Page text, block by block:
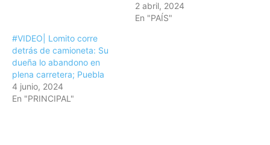
2 abril, 2024
En "PAÍS"
#VIDEO| Lomito corre
detrás de camioneta: Su
dueña lo abandono en
plena carretera; Puebla
4 junio, 2024
En "PRINCIPAL"